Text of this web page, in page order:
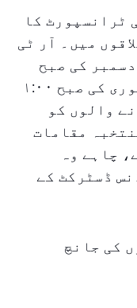
ٹرانسپورٹ کا
میں۔ آر ٹی
اے کے مطابق، ٹرام بدھ، ۳۱ دسمبر کی صبح
۶:۰۰ بجے سے جمعرات، یکم جنوری کی صبح ۱:۰۰
والوں کو
مقامات
چاہے وہ
ڈسٹرکٹ کے
کی جانچ